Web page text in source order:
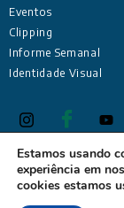
Eventos
Clipping
Informe Semanal
Identidade Visual
Defensoria
Rua Deputado
Estamos usando
experiência em
cookies estamos